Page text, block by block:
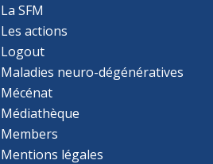
La SFM
Les actions
Logout
Maladies neuro-dégénératives
Mécénat
Médiathèque
Members
Mentions légales